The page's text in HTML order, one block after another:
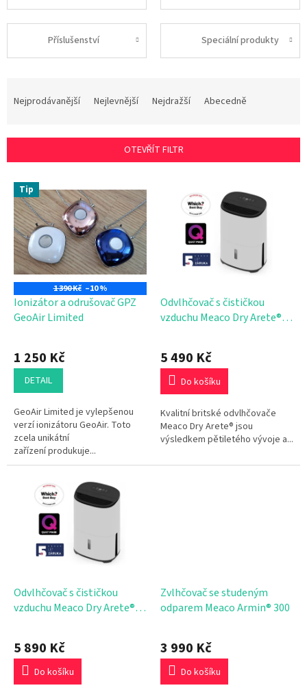
Příslušenství Speciální produkty
í
Nejprodávanější Nejlevnější Nejdražší Abecedně
OTEVŘÍT FILTR
p
p
Tip
1 390 Kč –10 %
Ionizátor a odrušovač GPZ
GeoAir Limited
hodnocení
produktu
5,0
5
hvězdiček.
1 250 Kč
DETAIL
GeoAir Limited je vylepšenou
verzí ionizátoru GeoAir. Toto
zcela unikátní
zařízení produkuje...
Odvlhčovač s čističkou
vzduchu Meaco Dry Arete®
5 490 Kč
Do košíku
Kvalitní britské odvlhčovače
Meaco Dry Arete® jsou
výsledkem pětiletého vývoje a...
Odvlhčovač s čističkou
vzduchu Meaco Dry Arete®
5 890 Kč
Do košíku
Zvlhčovač se studeným
odparem Meaco Armin® 300
3 990 Kč
Do košíku